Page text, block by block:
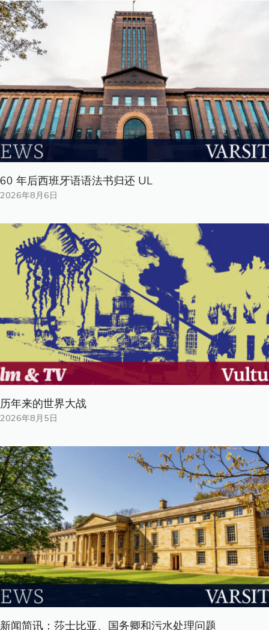
60 年后西班牙语语法书归还 UL
2026年8月6日
历年来的世界大战
2026年8月5日
新闻简讯：莎士比亚、国务卿和污水处理问题